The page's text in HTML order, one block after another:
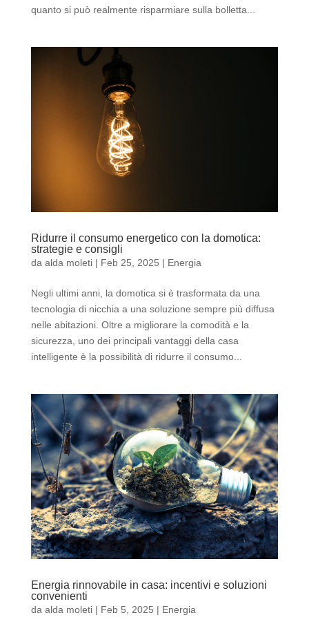
quanto si può realmente risparmiare sulla bolletta...
Ridurre il consumo energetico con la domotica:
strategie e consigli
da alda moleti| Feb 25, 2025 | Energia
Negli ultimi anni, la domotica si è trasformata da una
tecnologia di nicchia a una soluzione sempre più diffusa
nelle abitazioni. Oltre a migliorare la comodità e la
sicurezza, uno dei principali vantaggi della casa
intelligente è la possibilità di ridurre il consumo...
Energia rinnovabile in casa: incentivi e soluzioni
convenienti
da alda moleti| Feb 5, 2025 | Energia